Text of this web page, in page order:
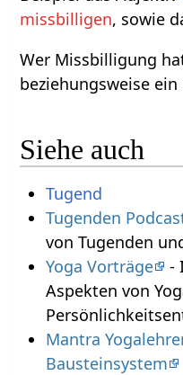
missbilligen, sowie
Wer Missbilligung
beziehungsweise
Siehe auch
Tugend
Tugenden
von Tugenden
Yoga Vorträge
-
Aspekten von
Mantra
Bausteinsystem